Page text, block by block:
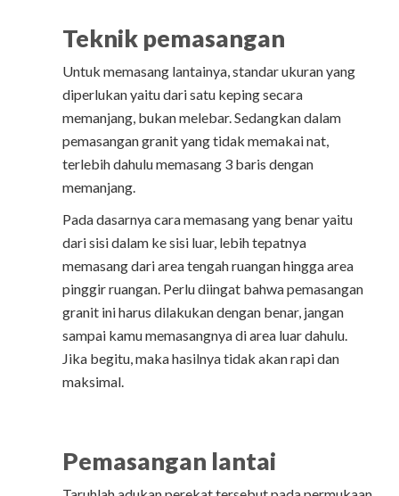
Teknik pemasangan
Untuk memasang lantainya, standar ukuran yang
diperlukan yaitu dari satu keping secara
memanjang, bukan melebar. Sedangkan dalam
pemasangan granit yang tidak memakai nat,
terlebih dahulu memasang 3 baris dengan
memanjang.
Pada dasarnya cara memasang yang benar yaitu
dari sisi dalam ke sisi luar, lebih tepatnya
memasang dari area tengah ruangan hingga area
pinggir ruangan. Perlu diingat bahwa pemasangan
granit ini harus dilakukan dengan benar, jangan
sampai kamu memasangnya di area luar dahulu.
Jika begitu, maka hasilnya tidak akan rapi dan
maksimal.
Pemasangan lantai